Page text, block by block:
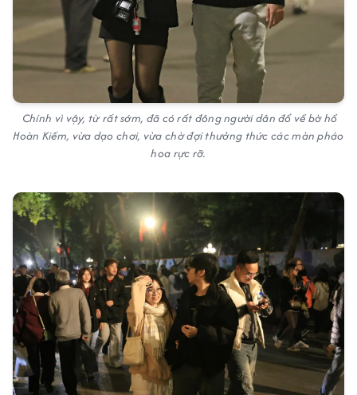
Chính vì vậy, từ rất sớm, đã có rất đông người dân đổ về bờ hồ
Hoàn Kiếm, vừa dạo chơi, vừa chờ đợi thưởng thức các màn pháo
hoa rực rỡ.